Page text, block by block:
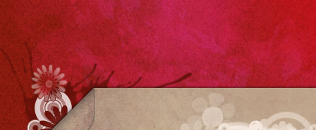
Suplementação de recursos ao Fundef